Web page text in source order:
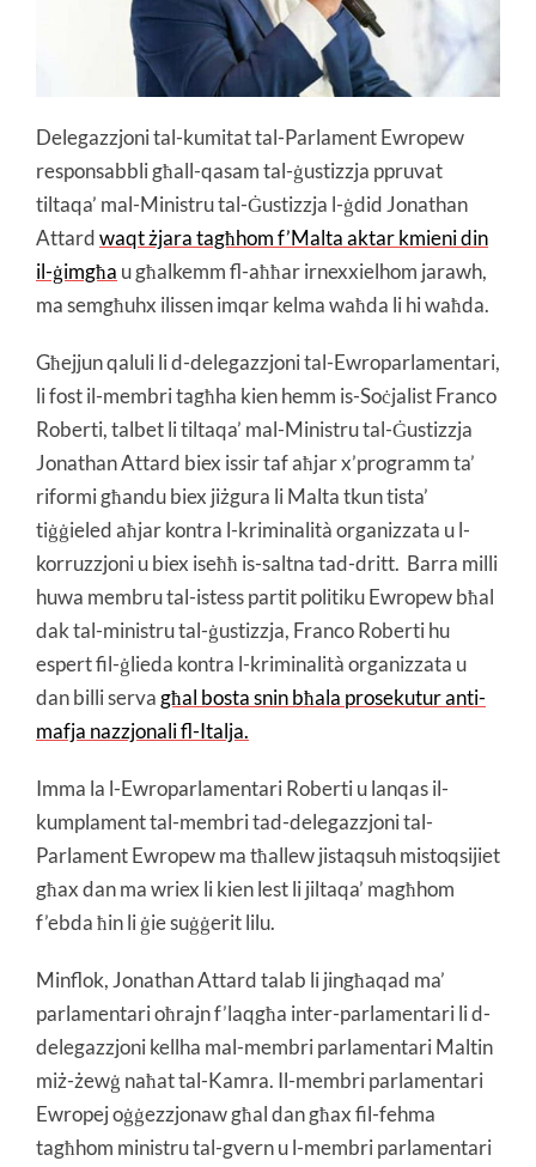
Delegazzjoni tal-kumitat tal-Parlament Ewropew
responsabbli għall-qasam tal-ġustizzja ppruvat
tiltaqa’ mal-Ministru tal-Ġustizzja l-ġdid Jonathan
Attardwaqt żjara tagħhom f’Malta aktar kmieni din
il-ġimgħa u għalkemm fl-aħħar irnexxielhom jarawh,
ma semgħuhx ilissen imqar kelma waħda li hi waħda.
Għejjun qaluli li d-delegazzjoni tal-Ewroparlamentari,
li fost il-membri tagħha kien hemm is-Soċjalist Franco
Roberti, talbet li tiltaqa’ mal-Ministru tal-Ġustizzja
Jonathan Attard biex issir taf aħjar x’programm ta’
riformi għandu biex jiżgura li Malta tkun tista’
tiġġieled aħjar kontra l-kriminalità organizzata u l-
korruzzjoni u biex iseħħ is-saltna tad-dritt. Barra milli
huwa membru tal-istess partit politiku Ewropew bħal
dak tal-ministru tal-ġustizzja, Franco Roberti hu
espert fil-ġlieda kontra l-kriminalità organizzata u
dan billi serva għal bosta snin bħala prosekutur anti-
mafja nazzjonali fl-Italja.
Imma la l-Ewroparlamentari Roberti u lanqas il-
kumplament tal-membri tad-delegazzjoni tal-
Parlament Ewropew ma tħallew jistaqsuh mistoqsijiet
għax dan ma wriex li kien lest li jiltaqa’ magħhom
f’ebda ħin li ġie suġġerit lilu.
Minflok, Jonathan Attard talab li jingħaqad ma’
parlamentari oħrajn f’laqgħa inter-parlamentari li d-
delegazzjoni kellha mal-membri parlamentari Maltin
miż-żewġ naħat tal-Kamra. Il-membri parlamentari
Ewropej oġġezzjonaw għal dan għax fil-fehma
tagħhom ministru tal-gvern u l-membri parlamentari